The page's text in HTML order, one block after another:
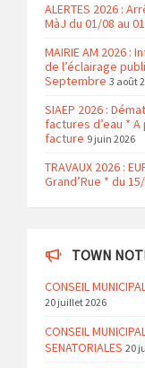
ALERTES 2026 :
MàJ du 01/08 au
MAIRIE AM 2026 :
de l’éclairage
Septembre 3 août
SIAEP 2026 :
factures d’eau *
facture 9 juin 2026
TRAVAUX 2026 :
Grand’Rue * du
TOWN
CONSEIL
20 juillet 2026
CONSEIL
SENATORIALES 20